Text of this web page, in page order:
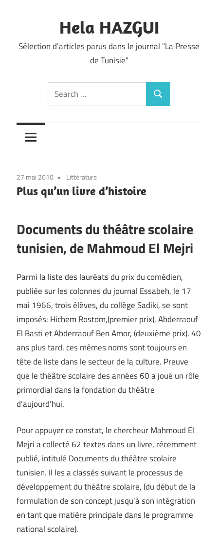
Hela HAZGUI
Sélection d'articles parus dans le journal "La Presse
de Tunisie"
Search
for:
Search
27 mai 2010 Littérature
Plus qu’un livre d’histoire
Documents du théâtre scolaire
tunisien, de Mahmoud El Mejri
Parmi la liste des lauréats du prix du comédien,
publiée sur les colonnes du journal Essabeh, le 17
mai 1966, trois élèves, du collège Sadiki, se sont
imposés: Hichem Rostom,(premier prix), Abderraouf
El Basti et Abderraouf Ben Amor, (deuxième prix). 40
ans plus tard, ces mêmes noms sont toujours en
tête de liste dans le secteur de la culture. Preuve
que le théâtre scolaire des années 60 a joué un rôle
primordial dans la fondation du théâtre
d’aujourd’hui.
Pour appuyer ce constat, le chercheur Mahmoud El
Mejri a collecté 62 textes dans un livre, récemment
publié, intitulé Documents du théâtre scolaire
tunisien. Il les a classés suivant le processus de
développement du théâtre scolaire, (du début de la
formulation de son concept jusqu’à son intégration
en tant que matière principale dans le programme
national scolaire).